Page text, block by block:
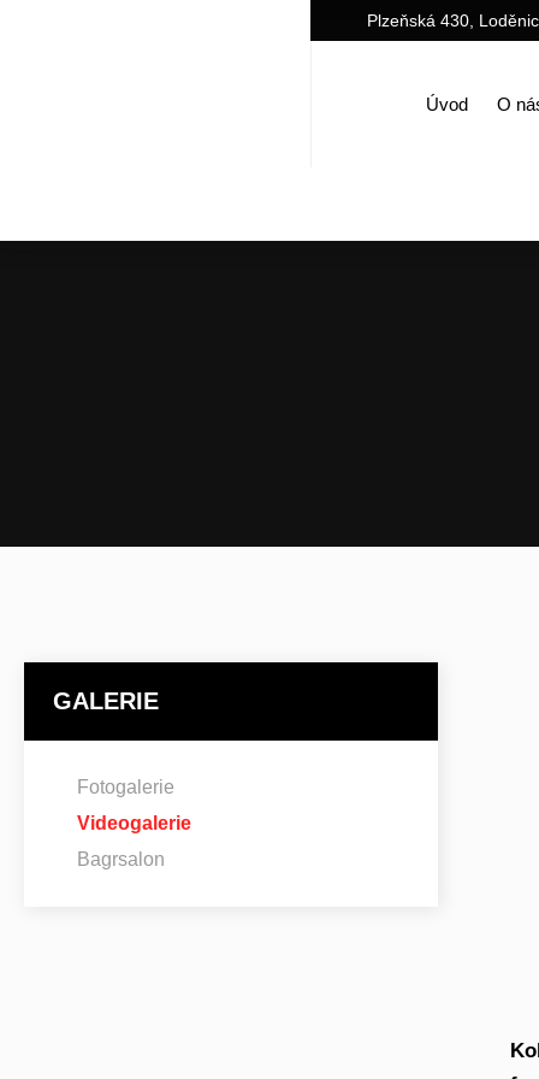
Plzeňská 430,
Úvod O
GALERIE
Fotogalerie
Videogalerie
Bagrsalon